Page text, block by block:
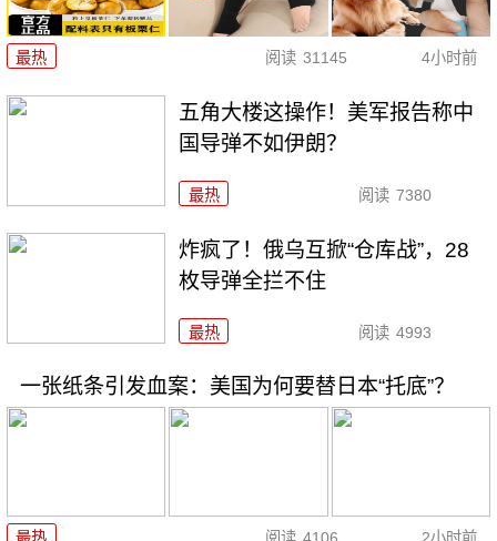
最热 阅读 31145 4小时前
五角大楼这操作！美军报告称中
国导弹不如伊朗？
最热 阅读 7380
炸疯了！俄乌互掀“仓库战”，28
枚导弹全拦不住
最热 阅读 4993
一张纸条引发血案：美国为何要替日本“托底”？